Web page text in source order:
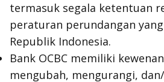
termasuk segala ketentuan
peraturan perundangan
Republik Indonesia.
Bank OCBC memiliki
mengubah, mengurangi,